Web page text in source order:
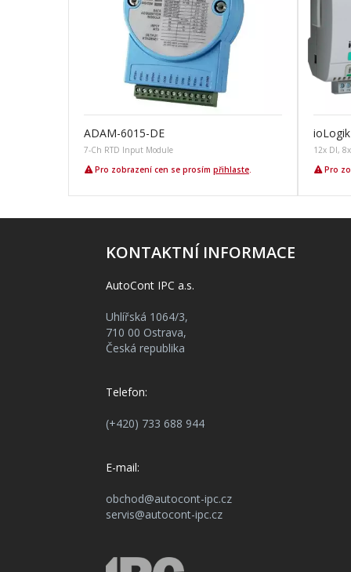
ADAM-6015-DE
7-Ch RTD Input Module
Pro zobrazení cen se prosím přihlaste
12x DI,
Pro
KONTAKTNÍ INFORMACE
AutoCont IPC a.s.
Uhlířská 1064/3,
710 00 Ostrava,
Česká republika
Telefon:
(+420) 733 688 944
E-mail:
obchod@autocont-ipc.cz
servis@autocont-ipc.cz